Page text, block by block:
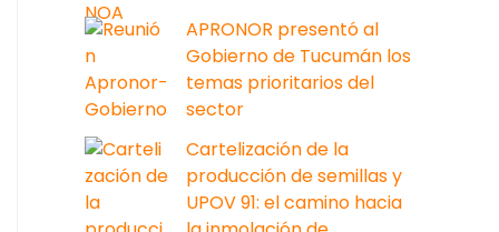
APRONOR presentó al
Gobierno de Tucumán los
temas prioritarios del
sector
Cartelización de la
producción de semillas y
UPOV 91: el camino hacia